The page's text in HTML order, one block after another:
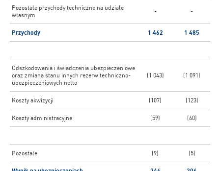
Pozostałe przychody techniczne na udziale
własnym
- -
Przychody 1 462 1 485
Odszkodowania i świadczenia ubezpieczeniowe
oraz zmiana stanu innych rezerw techniczno-
ubezpieczeniowych netto
(1 043) (1 091)
Koszty akwizycji (107) (123)
Koszty administracyjne (59) (60)
Pozostałe (9) (5)